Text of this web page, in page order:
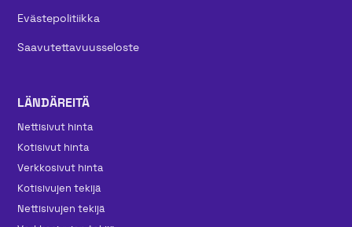
Evästepolitiikka
Saavutettavuusseloste
LÄNDÄREITÄ
Nettisivut hinta
Kotisivut hinta
Verkkosivut hinta
Kotisivujen tekijä
Nettisivujen tekijä